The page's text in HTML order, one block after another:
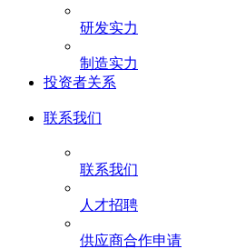
研发实力
制造实力
投资者关系
联系我们
联系我们
人才招聘
供应商合作申请